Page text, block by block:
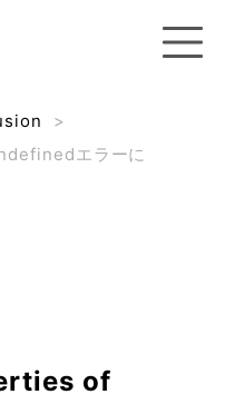
>
エラーに
of